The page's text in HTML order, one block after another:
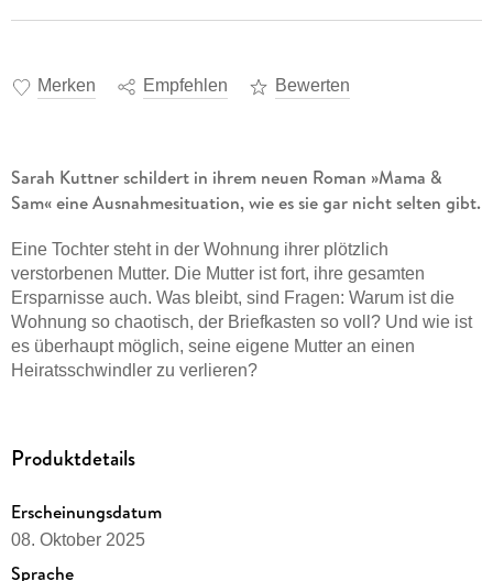
Merken Empfehlen Bewerten
Sarah Kuttner schildert in ihrem neuen Roman »Mama &
Sam« eine Ausnahmesituation, wie es sie gar nicht selten gibt.
Eine Tochter steht in der Wohnung ihrer plötzlich
verstorbenen Mutter. Die Mutter ist fort, ihre gesamten
Ersparnisse auch. Was bleibt, sind Fragen: Warum ist die
Wohnung so chaotisch, der Briefkasten so voll? Und wie ist
es überhaupt möglich, seine eigene Mutter an einen
Heiratsschwindler zu verlieren?
und die Augen verschloss. Die nichts zurückließ, außer
aber ist es die Geschichte einer Tochter, die zurückbleibt, mit
einer Leerstelle, wo einmal die Mutter war.
Produktdetails
Erscheinungsdatum
08. Oktober 2025
Sprache